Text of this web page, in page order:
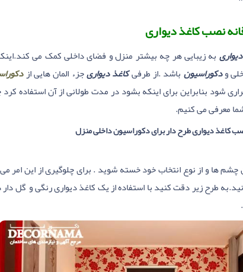
به زیبایی هر چه بیشتر منزل و فضای داخلی کمک می
ودکوراسیون باشد .از طرفیکاغذ دیواریجزء المان هایی از
شود بنابراین برای اینکه بشود در مدت طولانی از آن استفاده
معرفی می کنیم.
چشم ها و از نوع انتخاب خود خسته شوید . برای چلوگیری از این
طرح زیر دقت کنید با استفاده از یک کاغذ دیواری رنگی و گل